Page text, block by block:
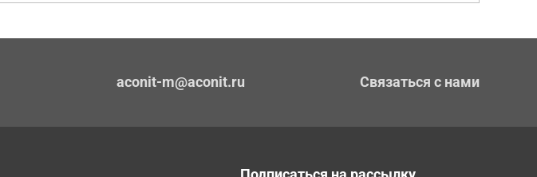
aconit-m@aconit.ru Связаться с нами